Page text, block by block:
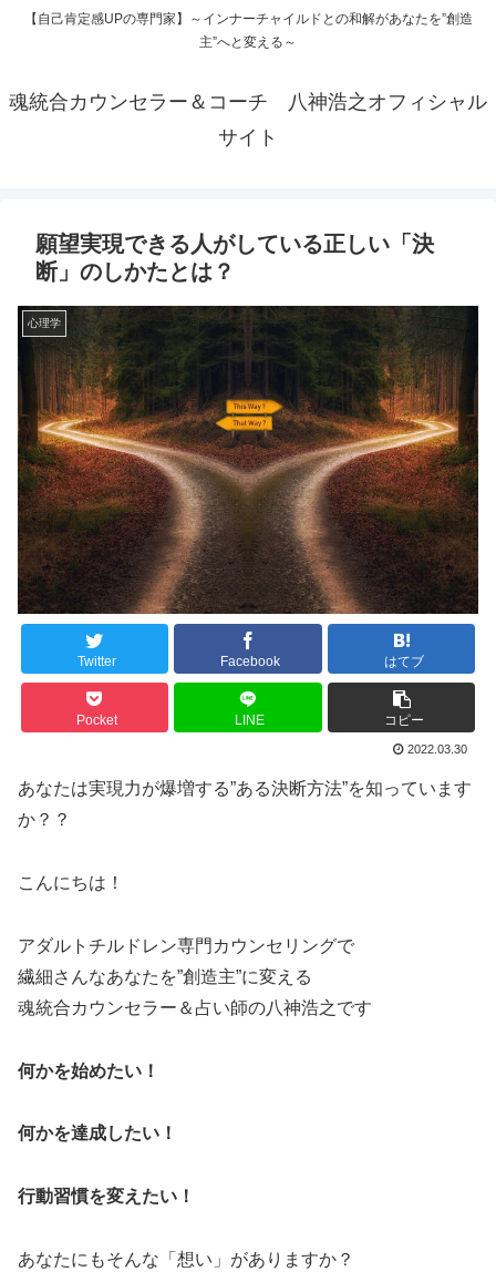
【自己肯定感UPの専門家】～インナーチャイルドとの和解があなたを”創造
主”へと変える～
魂統合カウンセラー＆コーチ 八神浩之オフィシャル
サイト
願望実現できる人がしている正しい「決
断」のしかたとは？
心理学
Twitter Facebook はてブ
Pocket LINE コピー
2022.03.30
あなたは実現力が爆増する”ある決断方法”を知っています
か？？
こんにちは！
アダルトチルドレン専門カウンセリングで
繊細さんなあなたを”創造主”に変える
魂統合カウンセラー＆占い師の八神浩之です
何かを始めたい！
何かを達成したい！
行動習慣を変えたい！
あなたにもそんな「想い」がありますか？